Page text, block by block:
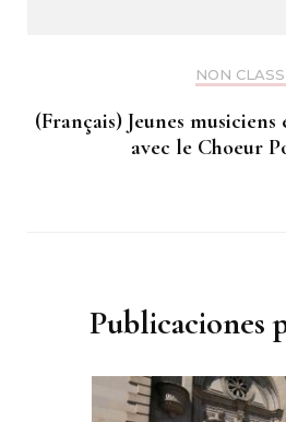
NON
(Français) Jeunes
avec le Choeur
Publicaciones